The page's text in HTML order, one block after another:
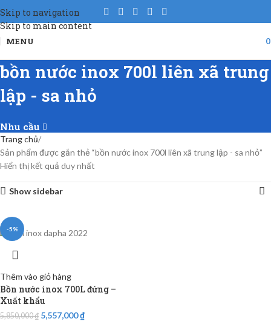
Skip to navigation
Skip to main content
MENU
bồn nước inox 700l liên xã trung
lập - sa nhỏ
Nhu cầu
Trang chủ
Sản phẩm được gắn thẻ “bồn nước inox 700l liên xã trung lập - sa nhỏ”
Hiển thị kết quả duy nhất
Show sidebar
-5%
Thêm vào giỏ hàng
Bồn nước inox 700L đứng –
Xuất khẩu
5,850,000₫ 5,557,000₫